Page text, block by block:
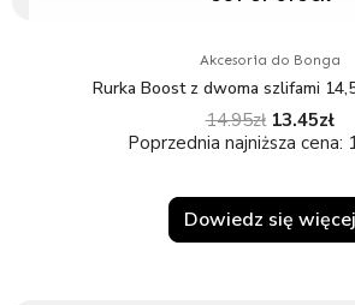
Akcesoria do Bonga
Rurka Boost z dwoma szlifami
14.95zł 13.45zł
Poprzednia najniższa cena:
Dowiedz się więcej